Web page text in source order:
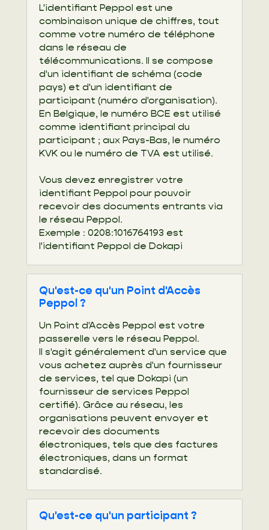
L'identifiant Peppol est une
combinaison unique de chiffres, tout
comme votre numéro de téléphone
dans le réseau de
télécommunications. Il se compose
d'un identifiant de schéma (code
pays) et d'un identifiant de
participant (numéro d'organisation).
En Belgique, le numéro BCE est utilisé
comme identifiant principal du
participant ; aux Pays-Bas, le numéro
KVK ou le numéro de TVA est utilisé.
Vous devez enregistrer votre
identifiant Peppol pour pouvoir
recevoir des documents entrants via
le réseau Peppol.
Exemple : 0208:1016764193 est
l'identifiant Peppol de Dokapi
Qu'est-ce qu'un Point d'Accès
Peppol ?
Un Point d'Accès Peppol est votre
passerelle vers le réseau Peppol.
Il s'agit généralement d'un service que
vous achetez auprès d'un fournisseur
de services, tel que Dokapi (un
fournisseur de services Peppol
certifié). Grâce au réseau, les
organisations peuvent envoyer et
recevoir des documents
électroniques, tels que des factures
électroniques, dans un format
standardisé.
Qu'est-ce qu'un participant ?